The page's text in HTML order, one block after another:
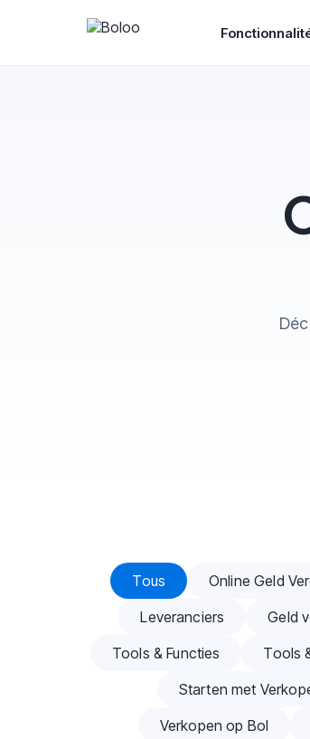
Articles du blog
Tous Online Geld
Leveranciers
Geld
Tools & Functies
Tools
Starten met
Verkopen op Bol